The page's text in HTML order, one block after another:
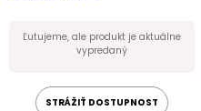
Ľutujeme, ale produkt je aktuálne
vypredaný
STRÁŽIŤ DOSTUPNOST